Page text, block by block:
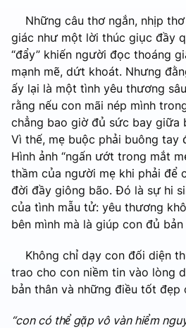
Những câu thơ ngắn, nhịp
giác như một lời thúc giục đầy
“đẩy” khiến người đọc thoáng
mạnh mẽ, dứt khoát. Nhưng
ấy lại là một tình yêu thương
rằng nếu con mãi nép mình
chẳng bao giờ đủ sức bay giữa
Vì thế, mẹ buộc phải buông tay
Hình ảnh “ngấn ướt trong mắt
thầm của người mẹ khi phải để
đời đầy giông bão. Đó là sự hi
của tình mẫu tử: yêu thương
bên mình mà là giúp con đủ
Không chỉ dạy con đối diện
trao cho con niềm tin vào lòng
bản thân và những điều tốt đẹp
“con có thể gặp vô vàn hiểm